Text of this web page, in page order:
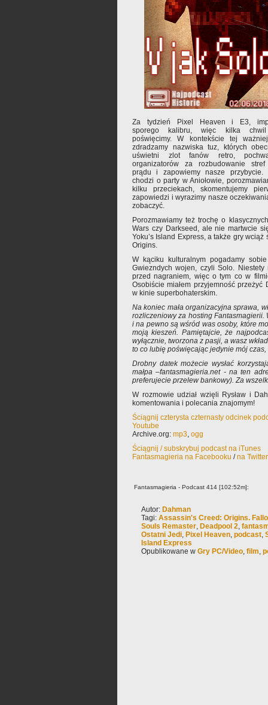
Za tydzień Pixel Heaven i E3,
sporego kalibru, więc kilka
poświęcimy. W kontekście tej
zdradzamy nazwiska tuz, których
uświetni zlot fanów retro,
organizatorów za rozbudowanie
prądu i zapowiemy nasze przybycie.
chodzi o party w Aniołowie,
kilku przeciekach, skomentujemy
zapowiedzi i wyrazimy nasze
zobaczyć.
Porozmawiamy też trochę o
Wars czy Darkseed, ale nie martwcie
Yoku’s Island Express, a także gry wciąż
Origins.
W kąciku kulturalnym pogadamy
Gwiezndych wojen, czyli Solo.
przed nagraniem, więc o tym co w
Osobiście miałem przyjemność
w kinie superbohaterskim.
Na koniec mała organizacyjna sprawa,
rozliczeniowy za hosting Fantasmagierii.
i na pewno są wśród was osoby, które
moją kieszeń. Pamiętajcie, że
wyłącznie, tworzona z pasji, a wasz
to co lubię poświęcając jedynie mój
Drobny datek możecie wysłać
małpa –fantasmagieria.net - na ten
preferujecie przelew bankowy). Za
W rozmowie udział wzięli Rysław i
komentowania i polecania znajomym!
Ściągnij czterysta czternasty odcinek
Youtube
Archive.org: mp3, ogg
Ściągnij / subskrybuj podcast na iTunes
Fantasmagieria na Facebooku /na
Fantasmagieria - Podcast 414 [102:52m]:
Autor: Dahman
Tagi: Assassin's Creed: Origins.
Souls Remaster, Deadpool 2,
Ostatni Jedi, Pixel Heaven, podcast,
Island Express
Opublikowane w Gry PC/Video, film,